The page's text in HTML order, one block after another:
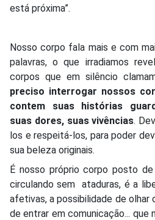
está próxima”.
Nosso corpo fala mais e com
palavras, o que irradiamos
corpos que em silêncio
preciso interrogar nossos
contem suas histórias
suas dores, suas vivências.
los e respeitá-los, para poder
sua beleza originais.
É nosso próprio corpo posto
circulando sem ataduras, é a
afetivas, a possibilidade de
de entrar em comunicação... que